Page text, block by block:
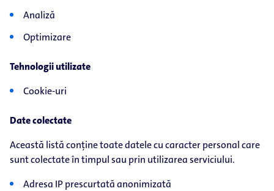
Analiză
Optimizare
Tehnologii utilizate
Cookie-uri
Date colectate
Această listă conține toate datele cu caracter personal care
sunt colectate în timpul sau prin utilizarea serviciului.
Adresa IP prescurtată anonimizată